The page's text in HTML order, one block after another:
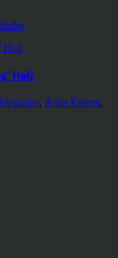
Hali
, Reha Erdem,